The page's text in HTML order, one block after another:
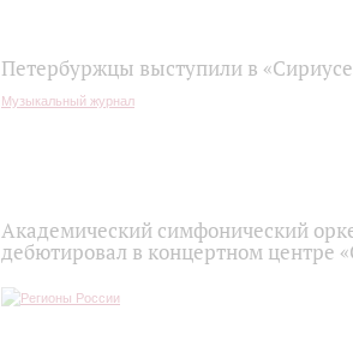
Петербуржцы выступили в
Музыкальный журнал
Академический симфонический
дебютировал в концертном центре